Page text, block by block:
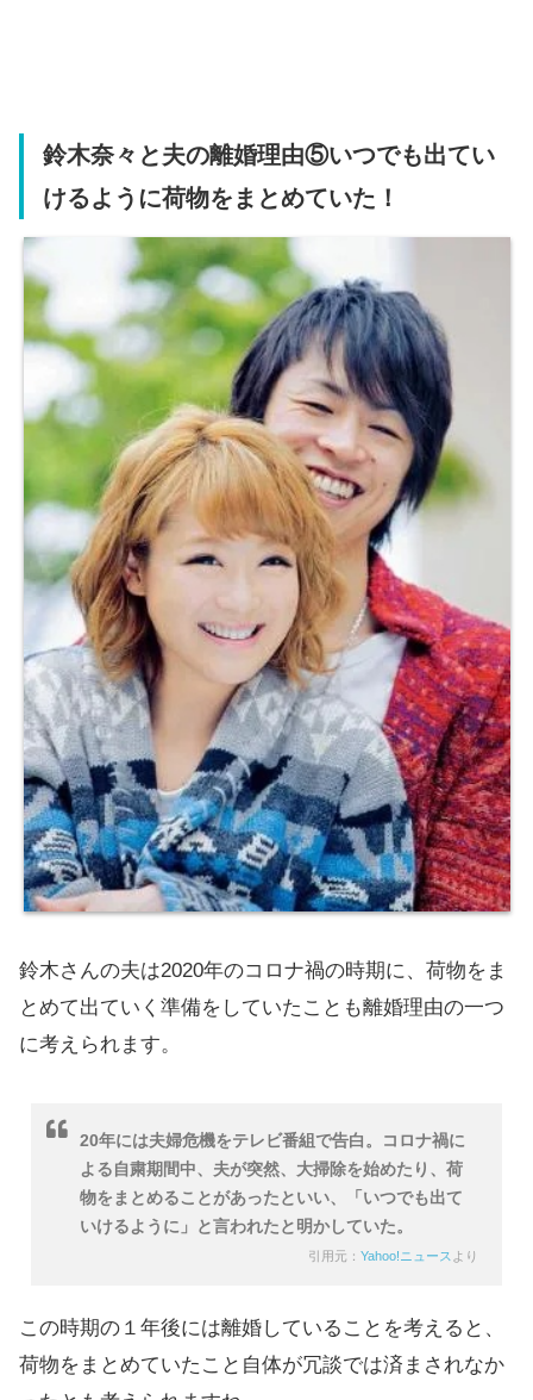
鈴木奈々と夫の離婚理由⑤いつでも出てい
けるように荷物をまとめていた！
鈴木さんの夫は2020年のコロナ禍の時期に、荷物をま
とめて出ていく準備をしていたことも離婚理由の一つ
に考えられます。
20年には夫婦危機をテレビ番組で告白。コロナ禍に
よる自粛期間中、夫が突然、大掃除を始めたり、荷
物をまとめることがあったといい、「いつでも出て
いけるように」と言われたと明かしていた。
引用元： Yahoo!ニュース より
この時期の１年後には離婚していることを考えると、
荷物をまとめていたこと自体が冗談では済まされなか